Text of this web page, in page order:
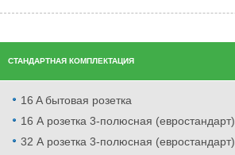
СТАНДАРТНАЯ КОМПЛЕКТАЦИЯ
16 A бытовая розетка
16 А розетка 3-полюсная (евростандарт)
32 А розетка 3-полюсная (евростандарт)